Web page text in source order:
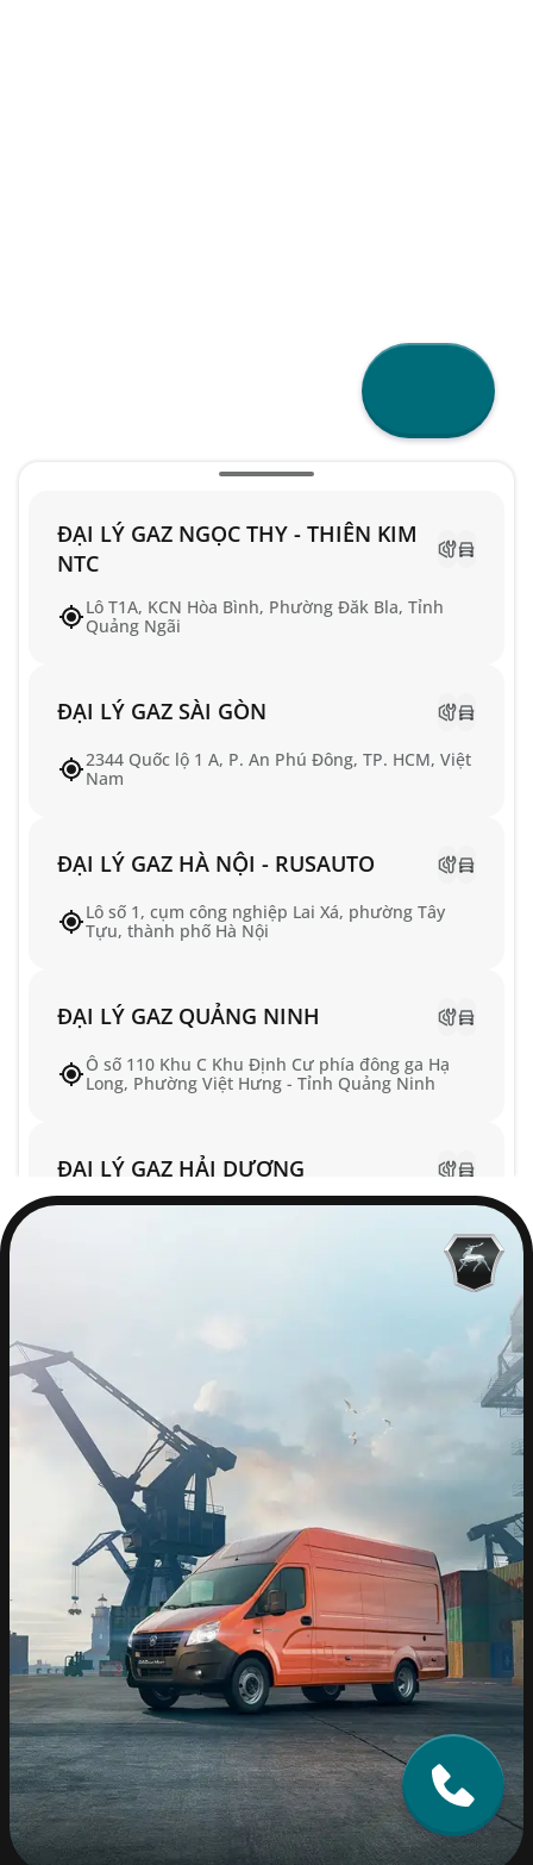
ĐẠI LÝ GAZ NGỌC THY - THIÊN KIM
NTC
Lô T1A, KCN Hòa Bình, Phường Đăk Bla, Tỉnh
Quảng Ngãi
ĐẠI LÝ GAZ SÀI GÒN
2344 Quốc lộ 1 A, P. An Phú Đông, TP. HCM, Việt
Nam
ĐẠI LÝ GAZ HÀ NỘI - RUSAUTO
Lô số 1, cụm công nghiệp Lai Xá, phường Tây
Tựu, thành phố Hà Nội
ĐẠI LÝ GAZ QUẢNG NINH
Ô số 110 Khu C Khu Định Cư phía đông ga Hạ
Long, Phường Việt Hưng - Tỉnh Quảng Ninh
ĐẠI LÝ GAZ HẢI DƯƠNG
Showroom 883 Quang Trung, Phú Lương, Hà Nội
Xưởng dịch vụ : Số 9B Cổ Bản Đồng Mai Hà Đông
Hà Nội
ĐẠI LÝ GAZ HỒNG SƠN STAR
Quốc lộ 1A, Phường Hòa Xuân, TP.Đà Nẵng
ĐẠI LÝ GAZ AN SƯƠNG
2450 Quốc lộ 1A, Phường Trung Mỹ Tây, TP. Hồ
Chí Minh.
ĐẠI LÝ GAZ Ô TÔ HÒA PHÁT
Thửa đất số 286, 360, 361, 362, 363, Tờ bản đồ
số 62 (D2), Khu phố Bình Đức 2, Phường Bình